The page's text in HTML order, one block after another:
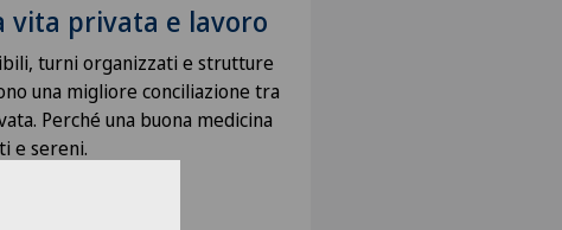
vita privata e lavoro
turni organizzati e strutture
una migliore conciliazione tra
Perché una buona medicina
e sereni.